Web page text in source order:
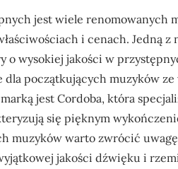
jest wiele renomowanych
i cenach. Jedną
o wysokiej jakości w
dla początkujących muzyków
jest Cordoba, która
się pięknym
muzyków warto zwrócić
jakości dźwięku i